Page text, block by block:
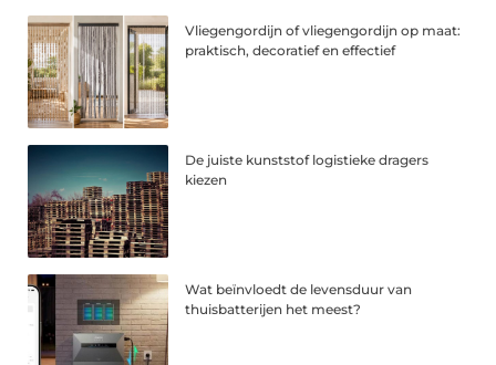
Vliegengordijn of vliegengordijn op maat:
praktisch, decoratief en effectief
De juiste kunststof logistieke dragers
kiezen
Wat beïnvloedt de levensduur van
thuisbatterijen het meest?